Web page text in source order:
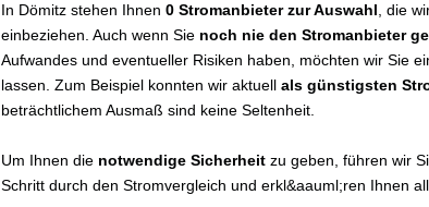
In Dömitz stehen Ihnen 0 Stromanbieter zur Auswahl , die
einbeziehen. Auch wenn Sie noch nie den Stromanbieter
Aufwandes und eventueller Risiken haben, möchten wir Sie
lassen. Zum Beispiel konnten wir aktuell als günstigsten
beträchtlichem Ausmaß sind keine Seltenheit.
Um Ihnen die notwendige Sicherheit zu geben, führen wir
Schritt durch den Stromvergleich und erkl&aauml;ren Ihnen